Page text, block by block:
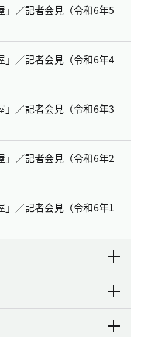
」／記者会見（令和6年5
」／記者会見（令和6年4
」／記者会見（令和6年3
」／記者会見（令和6年2
」／記者会見（令和6年1